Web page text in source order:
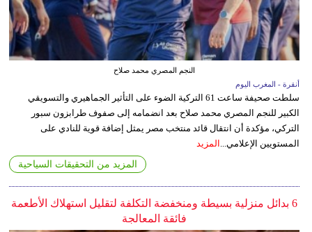
النجم المصري محمد صلاح
أنقرة - المغرب اليوم
سلطت صحيفة ساعت 61 التركية الضوء على التأثير الجماهيري والتسويقي
الكبير للنجم المصري محمد صلاح بعد انضمامه إلى صفوف طرابزون سبور
التركي، مؤكدة أن انتقال قائد منتخب مصر يمثل إضافة قوية للنادي على
المستويين الإعلامي... المزيد
المزيد من التحقيقات السياحية
6 بدائل منزلية بسيطة ومنخفضة التكلفة لتقليل استهلاك الأطعمة
فائقة المعالجة